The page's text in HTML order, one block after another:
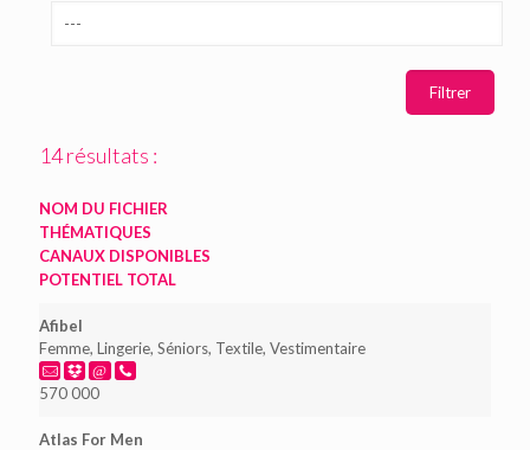
14 résultats :
NOM DU FICHIER
THÉMATIQUES
CANAUX DISPONIBLES
POTENTIEL TOTAL
Afibel
Femme, Lingerie, Séniors, Textile, Vestimentaire
570 000
Atlas For Men